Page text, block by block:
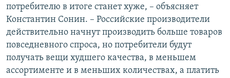
потребителю в итоге станет хуже, – объясняет
Константин Сонин. – Российские производители
действительно начнут производить больше товаров
повседневного спроса, но потребители будут
получать вещи худшего качества, в меньшем
ассортименте и в меньших количествах, а платить